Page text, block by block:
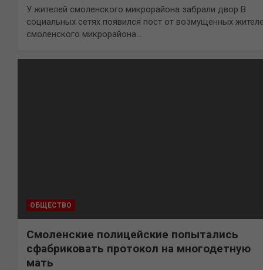
У жителей смоленского микрорайона забрали двор В
социальных сетях появился пост от возмущенных
смоленского микрорайона…
ОБЩЕСТВО
Смоленские полицейские попытались
сфабриковать протокол на многодетную
мать